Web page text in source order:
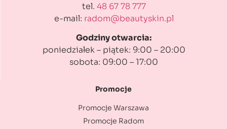
tel. 48 67 78 777
e-mail: radom@beautyskin.pl
Godziny otwarcia:
poniedziałek – piątek: 9:00 – 20:00
sobota: 09:00 – 17:00
Promocje
Promocje Warszawa
Promocje Radom